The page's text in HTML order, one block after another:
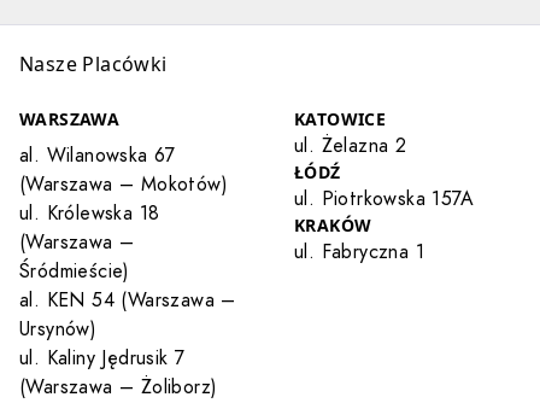
Nasze Placówki
WARSZAWA
al. Wilanowska 67
(Warszawa – Mokotów)
ul. Królewska 18
(Warszawa –
Śródmieście)
al. KEN 54 (Warszawa –
Ursynów)
ul. Kaliny Jędrusik 7
(Warszawa – Żoliborz)
KATOWICE
ul. Żelazna 2
ŁÓDŹ
ul. Piotrkowska 157A
KRAKÓW
ul. Fabryczna 1